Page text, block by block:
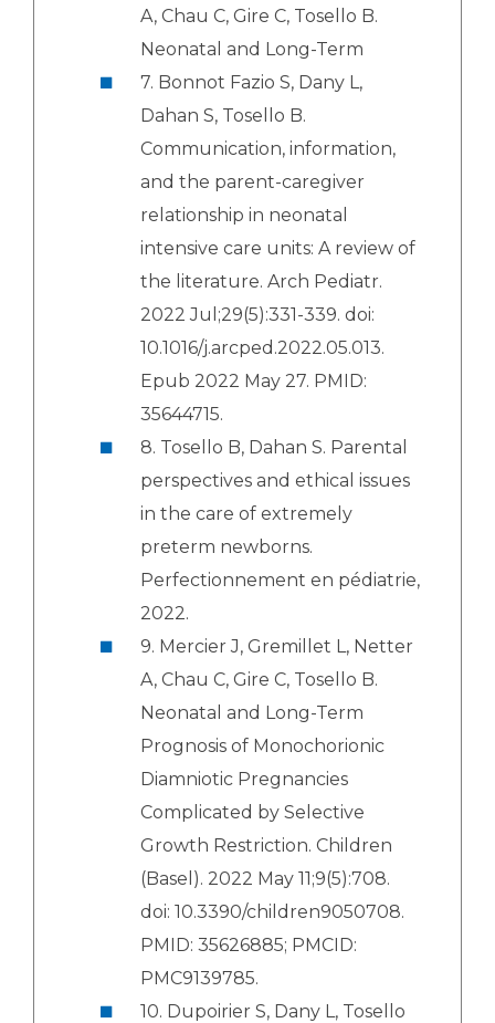
A, Chau C, Gire C, Tosello B.
Neonatal and Long-Term
7. Bonnot Fazio S, Dany L,
Dahan S, Tosello B.
Communication, information,
and the parent-caregiver
relationship in neonatal
intensive care units: A review of
the literature. Arch Pediatr.
2022 Jul;29(5):331-339. doi:
10.1016/j.arcped.2022.05.013.
Epub 2022 May 27. PMID:
35644715.
8. Tosello B, Dahan S. Parental
perspectives and ethical issues
in the care of extremely
preterm newborns.
Perfectionnement en pédiatrie,
2022.
9. Mercier J, Gremillet L, Netter
A, Chau C, Gire C, Tosello B.
Neonatal and Long-Term
Prognosis of Monochorionic
Diamniotic Pregnancies
Complicated by Selective
Growth Restriction. Children
(Basel). 2022 May 11;9(5):708.
doi: 10.3390/children9050708.
PMID: 35626885; PMCID:
PMC9139785.
10. Dupoirier S, Dany L, Tosello